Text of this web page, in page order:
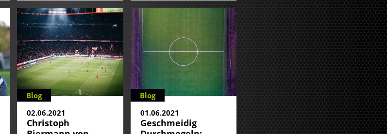
Blog
02.06.2021
Christoph
Blog
01.06.2021
Geschmeidig